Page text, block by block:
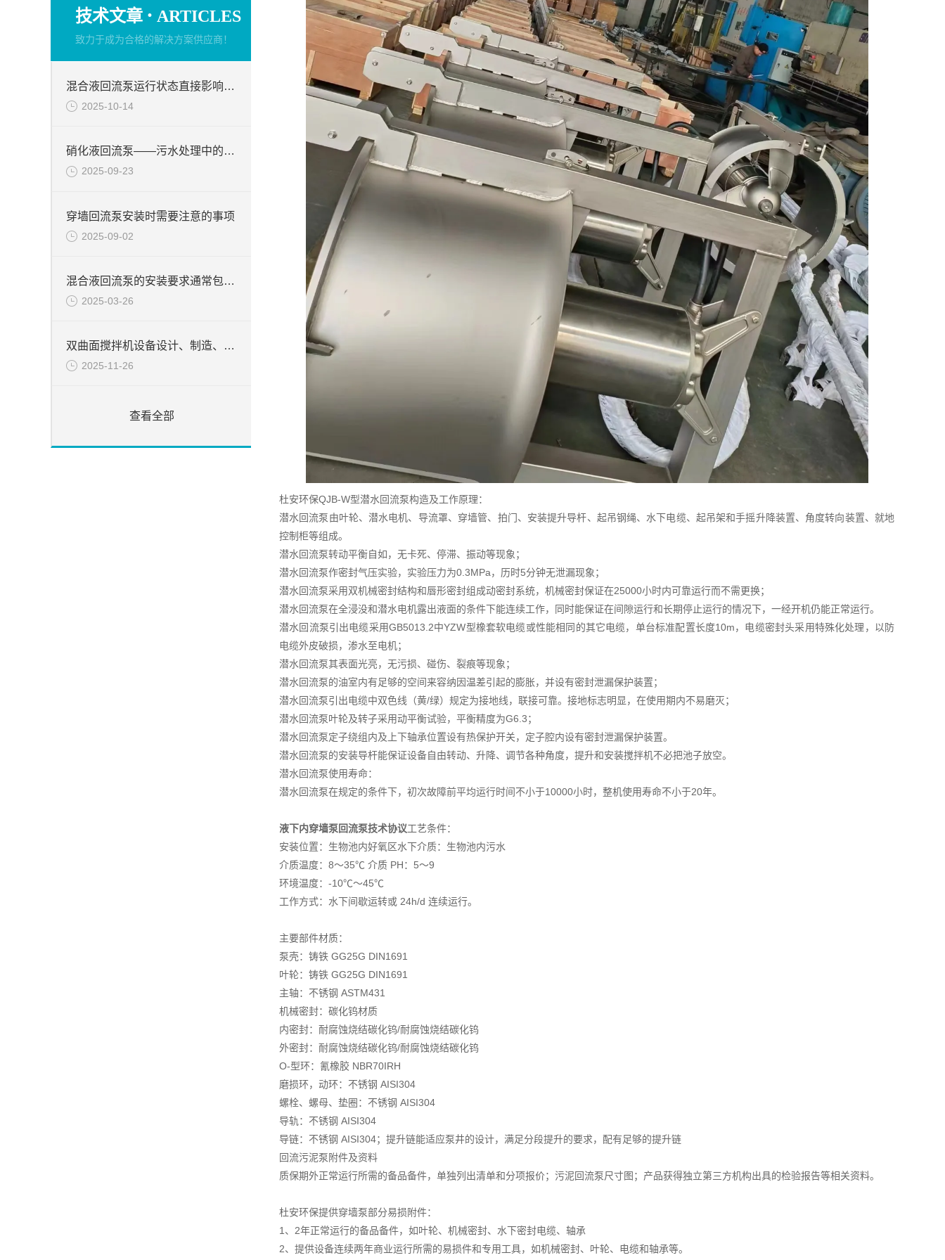
技术文章 · ARTICLES
致力于成为合格的解决方案供应商！
混合液回流泵运行状态直接影响整个工艺流程的稳定性与效率
2025-10-14
硝化液回流泵——污水处理中的关键角色
2025-09-23
穿墙回流泵安装时需要注意的事项
2025-09-02
混合液回流泵的安装要求通常包括以下几个方面
2025-03-26
双曲面搅拌机设备设计、制造、检验所遵循的目录
2025-11-26
查看全部
杜安环保QJB-W型潜水回流泵构造及工作原理：
潜水回流泵由叶轮、潜水电机、导流罩、穿墙管、拍门、安装提升导杆、起吊钢绳、水下电缆、起吊架和手摇升降装置、角度转向装置、就地
控制柜等组成。
潜水回流泵转动平衡自如，无卡死、停滞、振动等现象；
潜水回流泵作密封气压实验，实验压力为0.3MPa，历时5分钟无泄漏现象；
潜水回流泵采用双机械密封结构和唇形密封组成动密封系统，机械密封保证在25000小时内可靠运行而不需更换；
潜水回流泵在全浸没和潜水电机露出液面的条件下能连续工作，同时能保证在间隙运行和长期停止运行的情况下，一经开机仍能正常运行。
潜水回流泵引出电缆采用GB5013.2中YZW型橡套软电缆或性能相同的其它电缆，单台标准配置长度10m，电缆密封头采用特殊化处理，以防
电缆外皮破损，渗水至电机；
潜水回流泵其表面光亮，无污损、碰伤、裂痕等现象；
潜水回流泵的油室内有足够的空间来容纳因温差引起的膨胀，并设有密封泄漏保护装置；
潜水回流泵引出电缆中双色线（黄/绿）规定为接地线，联接可靠。接地标志明显，在使用期内不易磨灭；
潜水回流泵叶轮及转子采用动平衡试验，平衡精度为G6.3；
潜水回流泵定子绕组内及上下轴承位置设有热保护开关，定子腔内设有密封泄漏保护装置。
潜水回流泵的安装导杆能保证设备自由转动、升降、调节各种角度，提升和安装搅拌机不必把池子放空。
潜水回流泵使用寿命：
潜水回流泵在规定的条件下，初次故障前平均运行时间不小于10000小时，整机使用寿命不小于20年。
液下内穿墙泵回流泵技术协议工艺条件：
安装位置：生物池内好氧区水下介质：生物池内污水
介质温度：8～35℃ 介质 PH：5～9
环境温度：-10℃～45℃
工作方式：水下间歇运转或 24h/d 连续运行。
主要部件材质：
泵壳：铸铁 GG25G DIN1691
叶轮：铸铁 GG25G DIN1691
主轴：不锈钢 ASTM431
机械密封：碳化钨材质
内密封：耐腐蚀烧结碳化钨/耐腐蚀烧结碳化钨
外密封：耐腐蚀烧结碳化钨/耐腐蚀烧结碳化钨
O-型环：氰橡胶 NBR70IRH
磨损环，动环：不锈钢 AISI304
螺栓、螺母、垫圈：不锈钢 AISI304
导轨：不锈钢 AISI304
导链：不锈钢 AISI304；提升链能适应泵井的设计，满足分段提升的要求，配有足够的提升链
回流污泥泵附件及资料
质保期外正常运行所需的备品备件，单独列出清单和分项报价；污泥回流泵尺寸图；产品获得独立第三方机构出具的检验报告等相关资料。
杜安环保提供穿墙泵部分易损附件：
1、2年正常运行的备品备件，如叶轮、机械密封、水下密封电缆、轴承
2、提供设备连续两年商业运行所需的易损件和专用工具，如机械密封、叶轮、电缆和轴承等。